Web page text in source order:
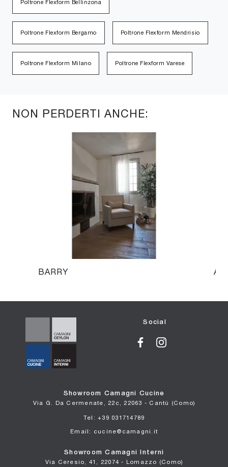
Poltrone Flexform Bellinzona
Poltrone Flexform Bergamo Poltrone Flexform Mendrisio
Poltrone Flexform Milano Poltrone Flexform Varese
NON PERDERTI ANCHE:
BARRY
Social
Showroom Camagni Cucine
Via G. Da Cermenate, 22c, 22063 - Cantù (Como)
Tel: +39 031714789
Email: cucine@camagni.it
Showroom Camagni Interni
Via Ceresio, 41, 22074 - Lomazzo (Como)